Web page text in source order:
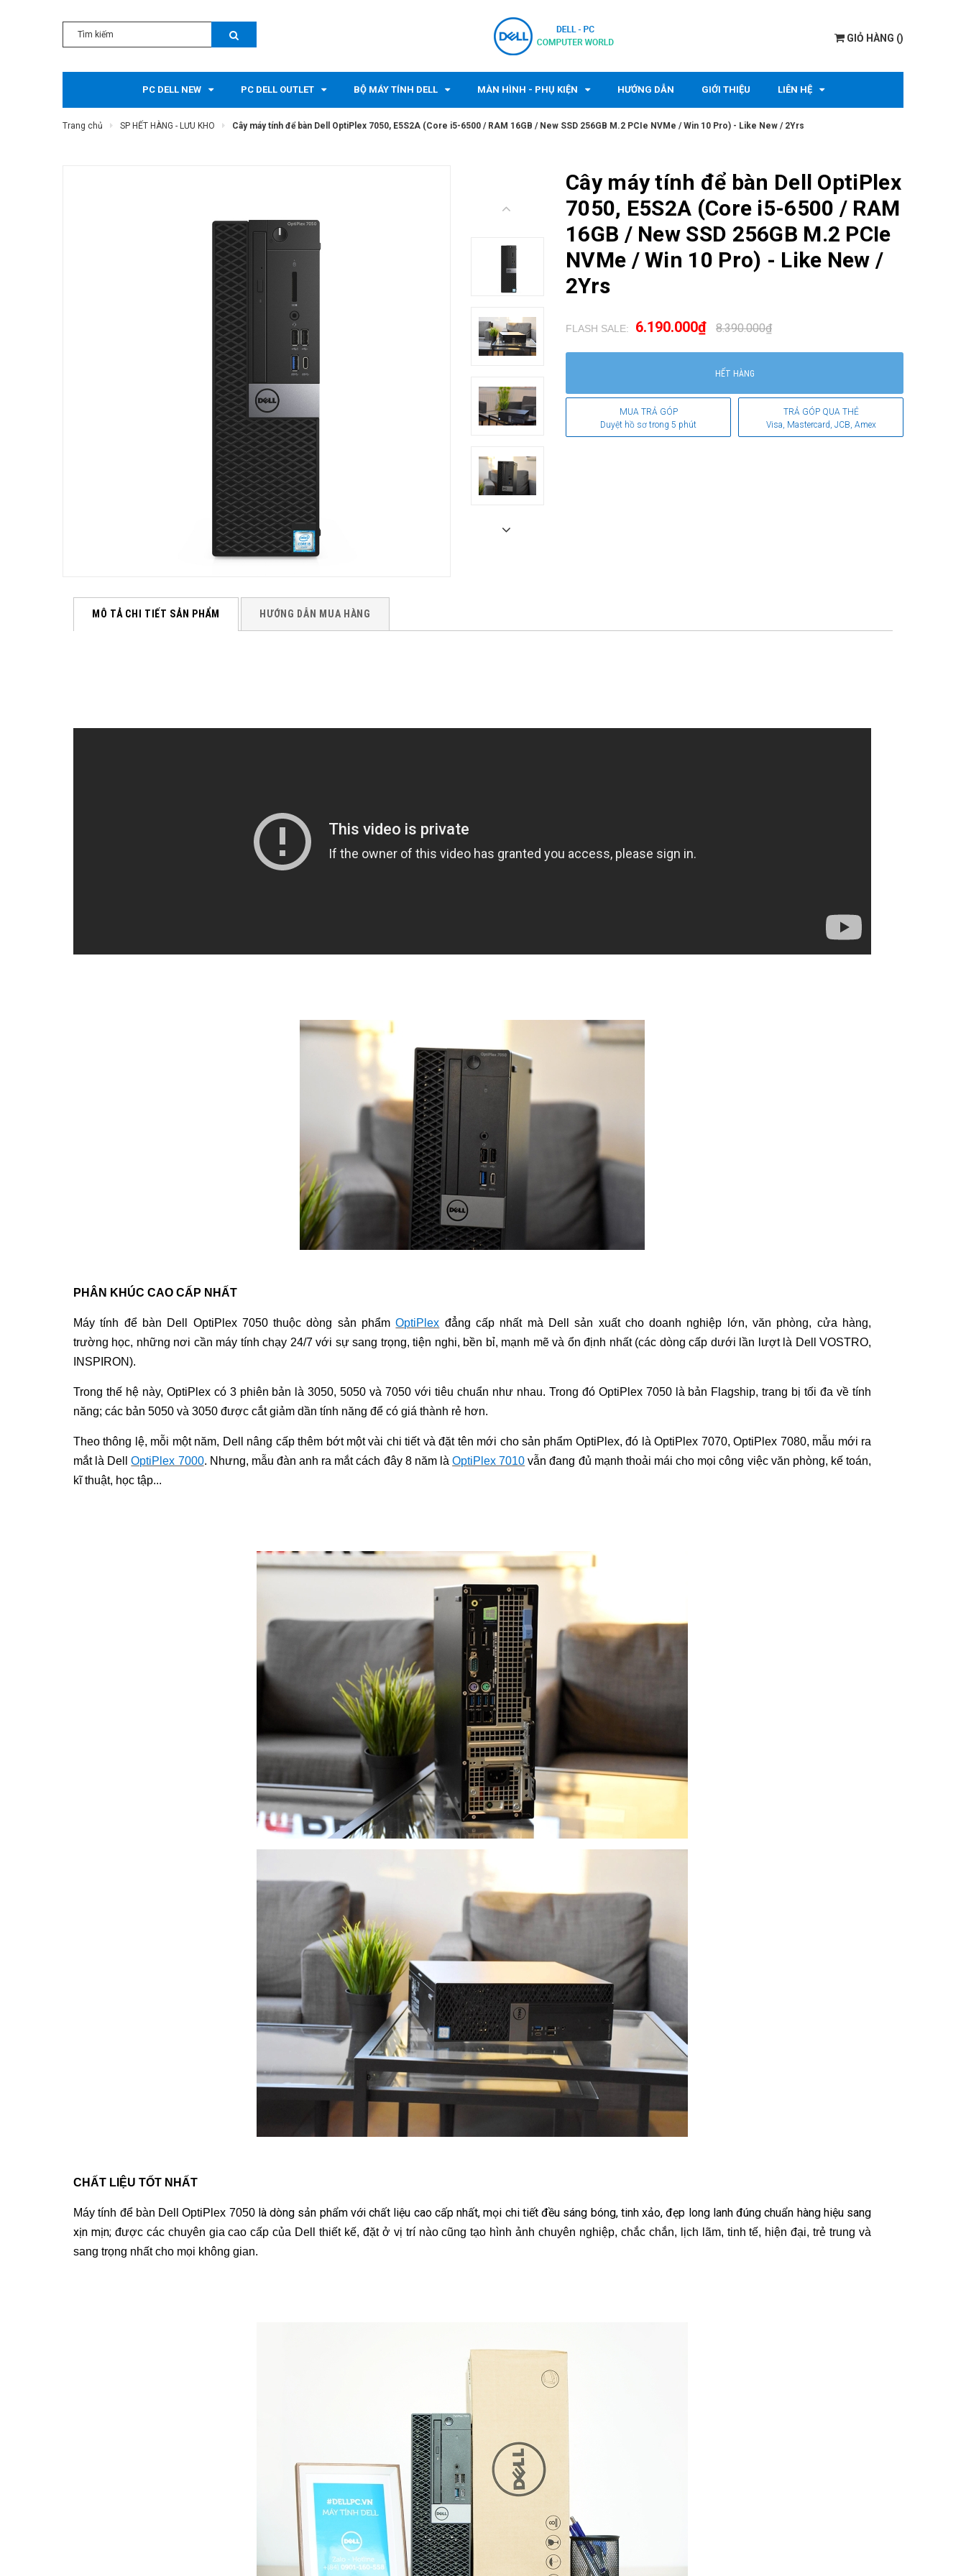
GIỎ HÀNG ()
PC DELL NEW PC DELL OUTLET BỘ MÁY TÍNH DELL MÀN HÌNH - PHỤ KIỆN HƯỚNG DẪN GIỚI THIỆU LIÊN HỆ
Trang chủ SP HẾT HÀNG - LƯU KHO Cây máy tính để bàn Dell OptiPlex 7050, E5S2A (Core i5-6500 / RAM 16GB / New SSD 256GB M.2 PCIe NVMe / Win 10 Pro) - Like New / 2Yrs
Cây máy tính để bàn Dell OptiPlex
7050, E5S2A (Core i5-6500 / RAM
16GB / New SSD 256GB M.2 PCIe
NVMe / Win 10 Pro) - Like New /
2Yrs
FLASH SALE: 6.190.000₫ 8.390.000₫
HẾT HÀNG
MUA TRẢ GÓP
Duyệt hồ sơ trong 5 phút
TRẢ GÓP QUA THẺ
Visa, Mastercard, JCB, Amex
MÔ TẢ CHI TIẾT SẢN PHẨM HƯỚNG DẪN MUA HÀNG
PHÂN KHÚC CAO CẤP NHẤT
Máy tính để bàn Dell OptiPlex 7050thuộc dòng sản phẩmOptiPlex đẳng cấp nhất mà Dell sản xuất cho doanh nghiệp lớn, văn phòng, cửa hàng,
trường học, những nơi cần máy tính chạy 24/7 với sự sang trọng, tiện nghi, bền bỉ, mạnh mẽ và ổn định nhất (các dòng cấp dưới lần lượt là Dell VOSTRO,
INSPIRON).
Trong thế hệ này, OptiPlex có 3 phiên bản là 3050, 5050 và 7050 với tiêu chuẩn như nhau. Trong đó OptiPlex 7050 là bản Flagship, trang bị tối đa về tính
năng; các bản 5050 và 3050 được cắt giảm dần tính năng để có giá thành rẻ hơn.
Theo thông lệ, mỗi một năm, Dell nâng cấp thêm bớt một vài chi tiết và đặt tên mới cho sản phẩm OptiPlex, đó là OptiPlex 7070, OptiPlex 7080, mẫu mới ra
mắt là DellOptiPlex 7000. Nhưng, mẫu đàn anh ra mắt cách đây 8 năm làOptiPlex 7010 vẫn đang đủ mạnh thoải mái cho mọi công việc văn phòng, kế toán,
kĩ thuật, học tập...
CHẤT LIỆU TỐT NHẤT
Máy tính để bàn Dell OptiPlex 7050 là dòng sản phẩm với chất liệu cao cấp nhất, mọi chi tiết đều sáng bóng, tinh xảo, đẹp long lanh đúng chuẩn hàng hiệu sang
xịn mịn; được các chuyên gia cao cấp của Dell thiết kế, đặt ở vị trí nào cũng tạo hình ảnh chuyên nghiệp, chắc chắn, lịch lãm, tinh tế, hiện đại, trẻ trung và
sang trọng nhất cho mọi không gian.